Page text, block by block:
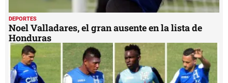
DEPORTES
Noel Valladares, el gran ausente en la lista de
Honduras